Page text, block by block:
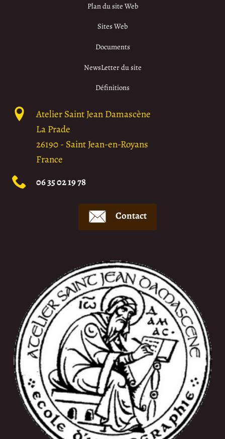
Plan du site Web
Sites Web
Documents
NewsLetter du site
Définitions
Atelier Saint Jean Damascène
La Prade
26190- Saint Jean-en-Royans
France
06 35 02 19 78
Contact